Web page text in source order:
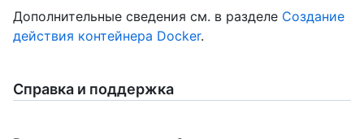
Дополнительные сведения см. в разделе Создание
действия контейнера Docker.
Справка и поддержка